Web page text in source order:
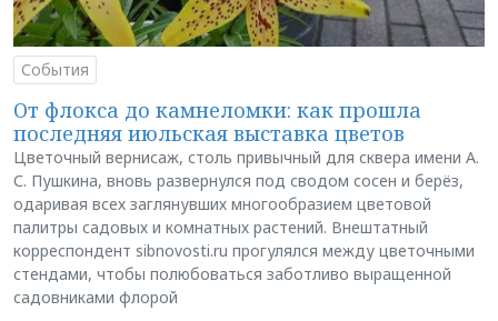
События
От флокса до камнеломки: как прошла
последняя июльская выставка цветов
Цветочный вернисаж, столь привычный для сквера имени А.
С. Пушкина, вновь развернулся под сводом сосен и берёз,
одаривая всех заглянувших многообразием цветовой
палитры садовых и комнатных растений. Внештатный
корреспондент sibnovosti.ru прогулялся между цветочными
стендами, чтобы полюбоваться заботливо выращенной
садовниками флорой